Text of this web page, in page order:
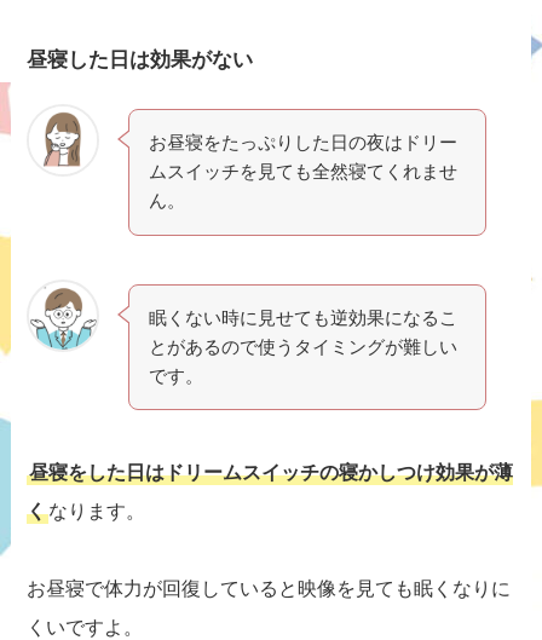
昼寝した日は効果がない
お昼寝をたっぷりした日の夜はドリー
ムスイッチを見ても全然寝てくれませ
ん。
眠くない時に見せても逆効果になるこ
とがあるので使うタイミングが難しい
です。
昼寝をした日はドリームスイッチの寝かしつけ効果が薄
くなります。
お昼寝で体力が回復していると映像を見ても眠くなりに
くいですよ。